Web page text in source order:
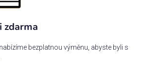
zdarma
bezplatnou výměnu, abyste byli s